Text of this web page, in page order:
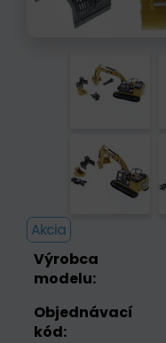
Akcia
Výrobca
modelu:
Objednávací
kód: